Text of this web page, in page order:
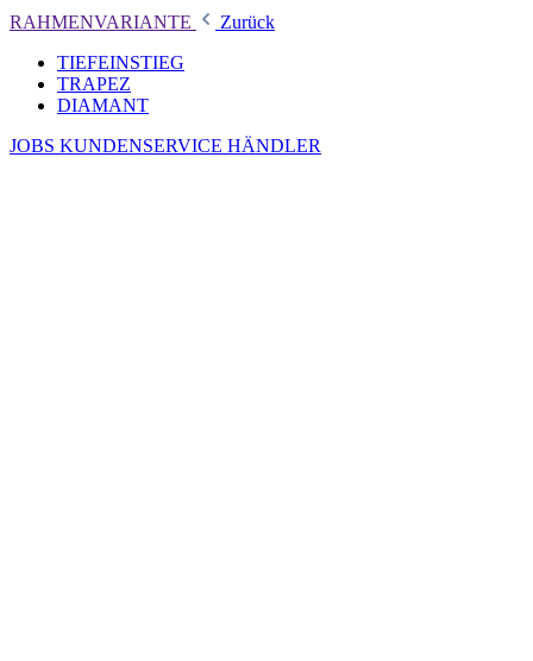
RAHMENVARIANTE
Zurück
TIEFEINSTIEG
TRAPEZ
DIAMANT
JOBS KUNDENSERVICE HÄNDLER